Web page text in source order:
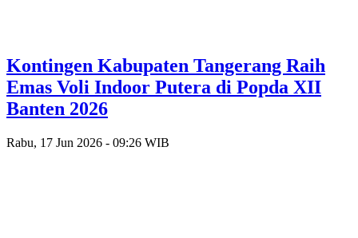
Kontingen Kabupaten Tangerang Raih
Emas Voli Indoor Putera di Popda XII
Banten 2026
Rabu, 17 Jun 2026 - 09:26 WIB